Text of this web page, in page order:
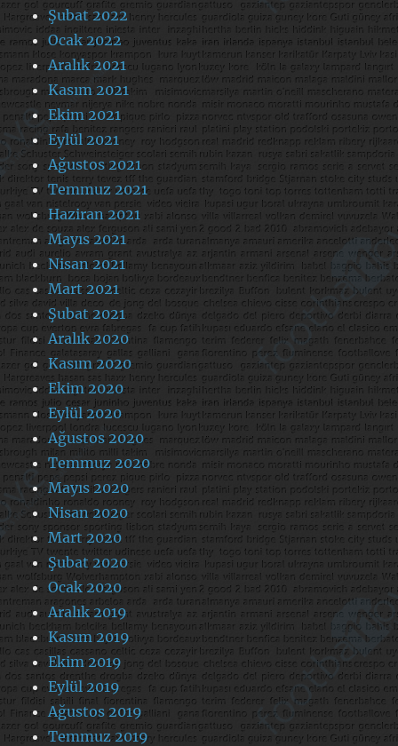
Şubat 2022
Ocak 2022
Aralık 2021
Kasım 2021
Ekim 2021
Eylül 2021
Ağustos 2021
Temmuz 2021
Haziran 2021
Mayıs 2021
Nisan 2021
Mart 2021
Şubat 2021
Aralık 2020
Kasım 2020
Ekim 2020
Eylül 2020
Ağustos 2020
Temmuz 2020
Mayıs 2020
Nisan 2020
Mart 2020
Şubat 2020
Ocak 2020
Aralık 2019
Kasım 2019
Ekim 2019
Eylül 2019
Ağustos 2019
Temmuz 2019